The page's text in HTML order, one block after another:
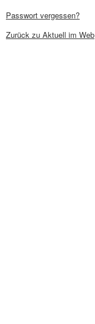
Passwort vergessen?
Zurück zu Aktuell im Web